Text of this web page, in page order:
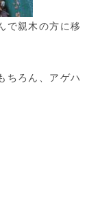
で親木の方に移
ちろん、アゲハ